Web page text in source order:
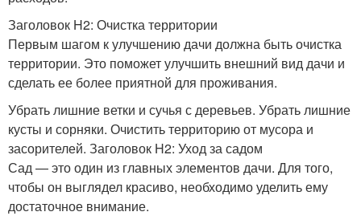
Заголовок H2: Очистка территории
Первым шагом к улучшению дачи должна быть очистка
территории. Это поможет улучшить внешний вид дачи и
сделать ее более приятной для проживания.
Убрать лишние ветки и сучья с деревьев. Убрать лишние
кусты и сорняки. Очистить территорию от мусора и
засорителей. Заголовок H2: Уход за садом
Сад — это один из главных элементов дачи. Для того,
чтобы он выглядел красиво, необходимо уделить ему
достаточное внимание.